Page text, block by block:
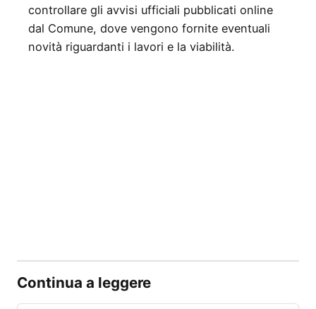
controllare gli avvisi ufficiali pubblicati online
dal Comune, dove vengono fornite eventuali
novità riguardanti i lavori e la viabilità.
Continua a leggere